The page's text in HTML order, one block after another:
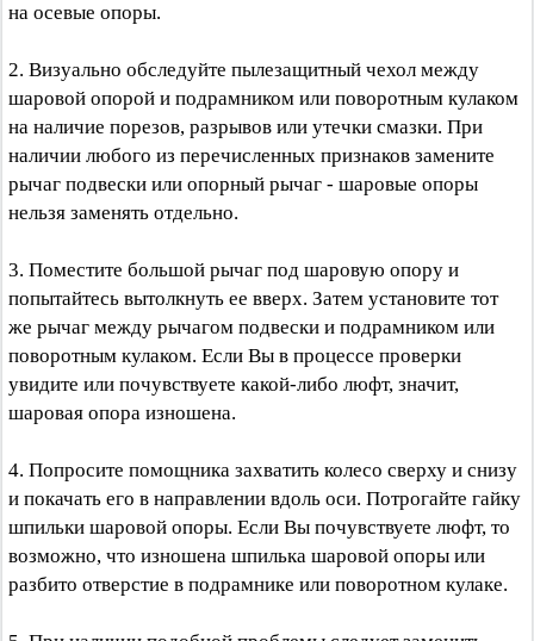
на осевые опоры.
2. Визуально обследуйте пылезащитный чехол между
шаровой опорой и подрамником или поворотным кулаком
на наличие порезов, разрывов или утечки смазки. При
наличии любого из перечисленных признаков замените
рычаг подвески или опорный рычаг - шаровые опоры
нельзя заменять отдельно.
3. Поместите большой рычаг под шаровую опору и
попытайтесь вытолкнуть ее вверх. Затем установите тот
же рычаг между рычагом подвески и подрамником или
поворотным кулаком. Если Вы в процессе проверки
увидите или почувствуете какой-либо люфт, значит,
шаровая опора изношена.
4. Попросите помощника захватить колесо сверху и снизу
и покачать его в направлении вдоль оси. Потрогайте гайку
шпильки шаровой опоры. Если Вы почувствуете люфт, то
возможно, что изношена шпилька шаровой опоры или
разбито отверстие в подрамнике или поворотном кулаке.